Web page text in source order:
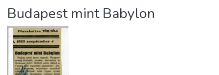
Statistics
About us
Budapest mint Babylon